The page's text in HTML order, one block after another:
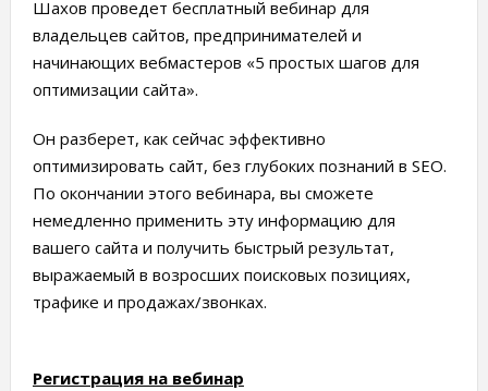
Шахов проведет бесплатный вебинар для
владельцев сайтов, предпринимателей и
начинающих вебмастеров «5 простых шагов для
оптимизации сайта».
Он разберет, как сейчас эффективно
оптимизировать сайт, без глубоких познаний в SEO.
По окончании этого вебинара, вы сможете
немедленно применить эту информацию для
вашего сайта и получить быстрый результат,
выражаемый в возросших поисковых позициях,
трафике и продажах/звонках.
Регистрация на вебинар